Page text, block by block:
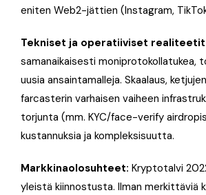
eniten Web2-jättien (Instagram,
Tekniset ja operatiiviset
samanaikaisesti moniprotokollatukea,
uusia ansaintamalleja. Skaalaus,
farcasterin varhaisen vaiheen
torjunta (mm. KYC/face-verify
kustannuksia ja kompleksisuutta.
Markkinaolosuhteet: Kryptotalvi
yleistä kiinnostusta. Ilman merkittäviä